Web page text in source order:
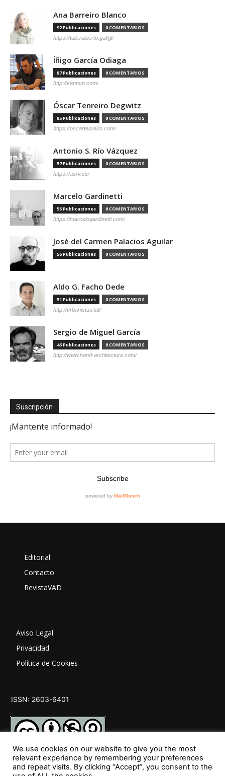
Ana Barreiro Blanco
92 Publicaciones 0 COMENTARIOS
https://tallerabierto.gal/gl/
Íñigo García Odiaga
87 Publicaciones 0 COMENTARIOS
http://vaumm.com/
Óscar Tenreiro Degwitz
85 Publicaciones 0 COMENTARIOS
https://oscartenreiro.com/
Antonio S. Río Vázquez
57 Publicaciones 0 COMENTARIOS
https://asrv.es/
Marcelo Gardinetti
56 Publicaciones 0 COMENTARIOS
https://marcelogardinetti.com/
José del Carmen Palacios Aguilar
56 Publicaciones 0 COMENTARIOS
Aldo G. Facho Dede
51 Publicaciones 0 COMENTARIOS
http://urbanistas.lat/
Sergio de Miguel García
46 Publicaciones 0 COMENTARIOS
http://www.hand-architecture.com/
Suscripción
Editorial
Contacto
RevistaVAD
Aviso Legal
Privacidad
Política de Cookies
ISSN: 2603-6401
SÍGUENOS
We use cookies on our website to give you the most
relevant experience by remembering your preferences
and repeat visits. By clicking “Accept”, you consent to the